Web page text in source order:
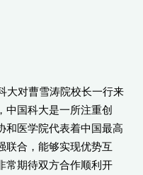
大对曹雪涛院校长一行来
中国科大是一所注重创
和医学院代表着中国最高
联合，能够实现优势互
常期待双方合作顺利开